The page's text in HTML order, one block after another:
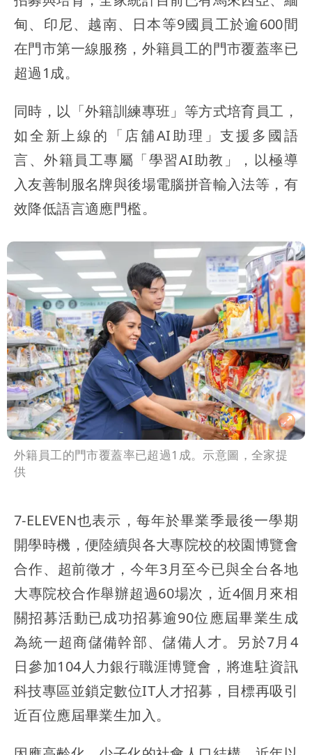
甸、印尼、越南、日本等9國員工於逾600間
在門市第一線服務，外籍員工的門市覆蓋率已
超過1成。
同時，以「外籍訓練專班」等方式培育員工，
如全新上線的「店舖AI助理」支援多國語
言、外籍員工專屬「學習AI助教」，以極導
入友善制服名牌與後場電腦拼音輸入法等，有
效降低語言適應門檻。
外籍員工的門市覆蓋率已超過1成。示意圖，全家提
供
7-ELEVEN也表示，每年於畢業季最後一學期
開學時機，便陸續與各大專院校的校園博覽會
合作、超前徵才，今年3月至今已與全台各地
大專院校合作舉辦超過60場次，近4個月來相
關招募活動已成功招募逾90位應屆畢業生成
為統一超商儲備幹部、儲備人才。另於7月4
日參加104人力銀行職涯博覽會，將進駐資訊
科技專區並鎖定數位IT人才招募，目標再吸引
近百位應屆畢業生加入。